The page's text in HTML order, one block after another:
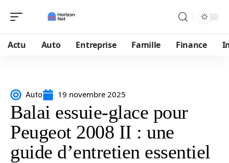
Actu Auto Entreprise Famille Finance
Auto 19 novembre 2025
Balai essuie-glace pour
Peugeot 2008 II : une
guide d’entretien essentiel